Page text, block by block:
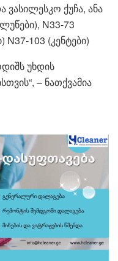
ქუჩა, ანა
N33-73
N37-103 (კენტები)
უხდის
– ნათქვამია